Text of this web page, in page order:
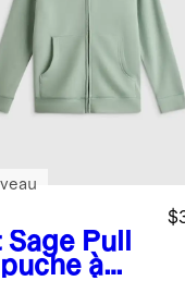
Sage Pull
à